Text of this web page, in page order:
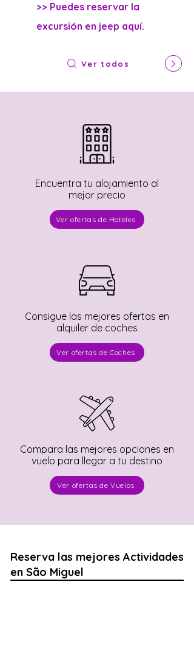
>> Puedes reservar la
excursión en jeep aquí.
Ver todos
Encuentra tu alojamiento al
mejor precio
Ver ofertas de Hoteles
Consigue las mejores ofertas en
alquiler de coches
Ver ofertas de Coches
Compara las mejores opciones en
vuelo para llegar a tu destino
Ver ofertas de Vuelos
Reserva las mejores Actividades
en São Miguel